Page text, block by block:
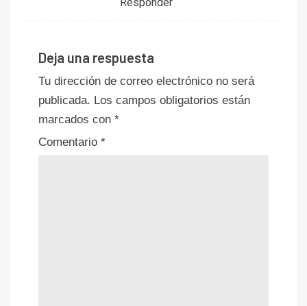
Deja una respuesta
Tu dirección de correo electrónico no será
publicada. Los campos obligatorios están
marcados con *
Comentario *